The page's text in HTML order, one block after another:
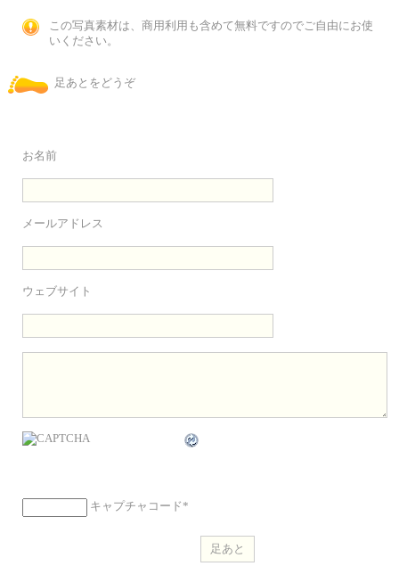
この写真素材は、商用利用も含めて無料ですのでご自由にお使
いください。
足あとをどうぞ
お名前
メールアドレス
ウェブサイト
キャプチャコード *